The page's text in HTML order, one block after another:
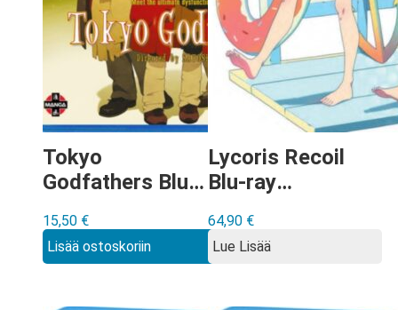
Tokyo
Godfathers Blu-
15,50 €
Lisää ostoskoriin
Lycoris Recoil
Blu-ray
Edition
64,90 €
Lue Lisää